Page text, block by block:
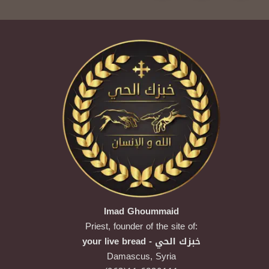
Imad Ghoummaid
Priest, founder of the site of:
your live bread - خبزك الحي
Damascus, Syria